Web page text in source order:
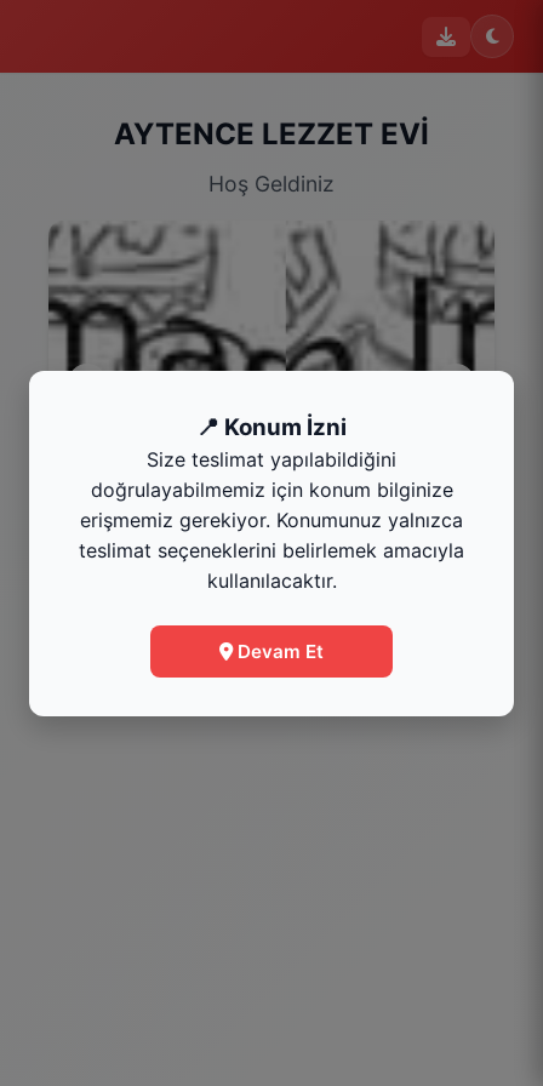
AYTENCE LEZZET EVİ
Hoş Geldiniz
Ana Yemek
Kategoriyi Gör
Menüye Git
Bilgi
📍 Konum İzni
Size teslimat yapılabildiğini
doğrulayabilmemiz için konum bilginize
erişmemiz gerekiyor. Konumunuz yalnızca
teslimat seçeneklerini belirlemek amacıyla
kullanılacaktır.
Devam Et